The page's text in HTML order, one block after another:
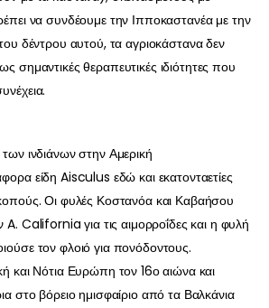
να συνδέουμε την Ιπποκαστανέα με την
δέντρου αυτού, τα αγριοκάστανα δεν
σημαντικές θεραπευτικές ιδιότητες που
ινδιάνων στην Αμερική
είδη Aisculus εδώ και εκατονταετίες
Οι φυλές Κοστανόα και Καβαήσου
California για τις αιμορροΐδες και η φυλή
τον φλοιό για πονόδοντους.
και Νότια Ευρώπη τον 16ο αιώνα και
στο βόρειο ημισφαίριο από τα Βαλκάνια